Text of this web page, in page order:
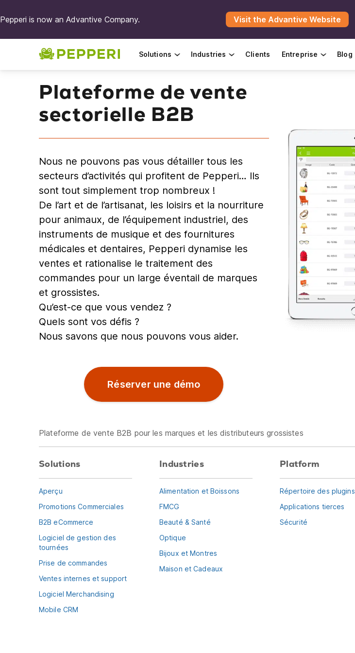
Pepperi is now an Advantive Company. Visit the Advantive Website
Solutions Industries Clients Entreprise Blog
Plateforme de vente
sectorielle B2B
Nous ne pouvons pas vous détailler tous les
secteurs d’activités qui profitent de Pepperi… Ils
sont tout simplement trop nombreux !
De l’art et de l’artisanat, les loisirs et la nourriture
pour animaux, de l’équipement industriel, des
instruments de musique et des fournitures
médicales et dentaires, Pepperi dynamise les
ventes et rationalise le traitement des
commandes pour un large éventail de marques
et grossistes.
Qu’est-ce que vous vendez ?
Quels sont vos défis ?
Nous savons que nous pouvons vous aider.
Réserver une démo
Plateforme de vente B2B pour les marques et les distributeurs grossistes
Solutions
Aperçu
Promotions Commerciales
B2B eCommerce
Logiciel de gestion des
tournées
Prise de commandes
Ventes internes et support
Logiciel Merchandising
Mobile CRM
Industries
Alimentation et Boissons
FMCG
Beauté & Santé
Optique
Bijoux et Montres
Maison et Cadeaux
Platform
Répertoire des plugins
Applications tierces
Sécurité